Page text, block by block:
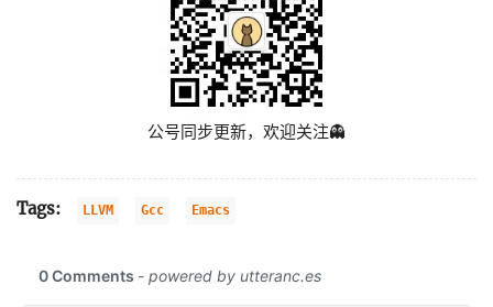
公号同步更新，欢迎关注👻
Tags: LLVM Gcc Emacs